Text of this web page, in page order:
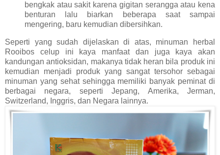
bengkak atau sakit karena gigitan serangga atau kena
benturan lalu biarkan beberapa saat sampai
mengering, baru kemudian dibersihkan.
Seperti yang sudah dijelaskan di atas, minuman herbal
Rooibos celup ini kaya manfaat dan juga kaya akan
kandungan antioksidan, makanya tidak heran bila produk ini
kemudian menjadi produk yang sangat tersohor sebagai
minuman yang sehat sehingga memiliki banyak peminat di
berbagai negara, seperti Jepang, Amerika, Jerman,
Switzerland, Inggris, dan Negara lainnya.